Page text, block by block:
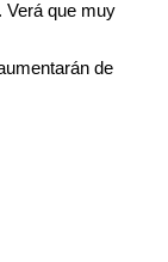
Verá que muy
de